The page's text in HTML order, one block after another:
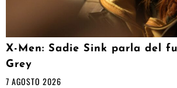
X-Men: Sadie Sink parla del
Grey
7 AGOSTO 2026